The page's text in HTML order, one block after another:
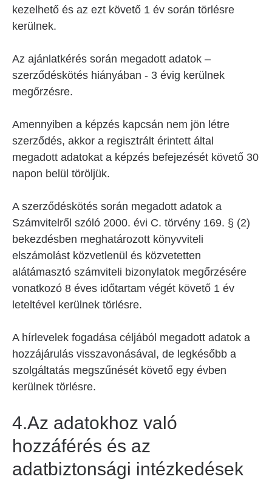
kezelhető és az ezt követő 1 év során törlésre
kerülnek.
Az ajánlatkérés során megadott adatok –
szerződéskötés hiányában - 3 évig kerülnek
megőrzésre.
Amennyiben a képzés kapcsán nem jön létre
szerződés, akkor a regisztrált érintett által
megadott adatokat a képzés befejezését követő 30
napon belül töröljük.
A szerződéskötés során megadott adatok a
Számvitelről szóló 2000. évi C. törvény 169. § (2)
bekezdésben meghatározott könyvviteli
elszámolást közvetlenül és közvetetten
alátámasztó számviteli bizonylatok megőrzésére
vonatkozó 8 éves időtartam végét követő 1 év
leteltével kerülnek törlésre.
A hírlevelek fogadása céljából megadott adatok a
hozzájárulás visszavonásával, de legkésőbb a
szolgáltatás megszűnését követő egy évben
kerülnek törlésre.
4.Az adatokhoz való
hozzáférés és az
adatbiztonsági intézkedések